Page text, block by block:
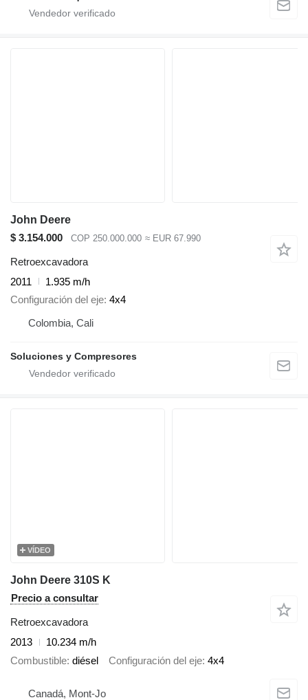
John Deere
$ 3.154.000
COP 250.000.000 ≈ EUR 67.990
Retroexcavadora
2011
1.935 m/h
Configuración del eje 4x4
Colombia, Cali
Soluciones y Compresores
VÍDEO
John Deere 310S K
Precio a consultar
Retroexcavadora
2013
10.234 m/h
Combustible diésel Configuración del eje 4x4
Canadá, Mont-Jo